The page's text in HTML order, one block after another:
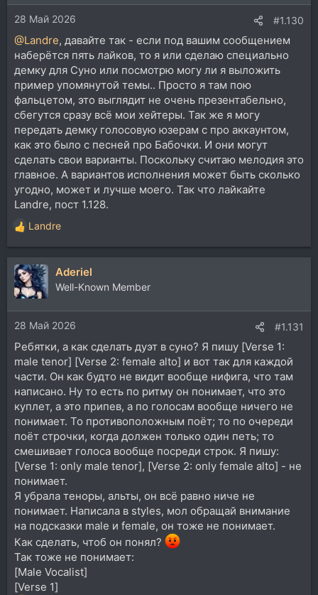
и
:28 Май 2026 #1.130
@Landre, давайте так - если под вашим сообщением
наберётся пять лайков, то я или сделаю специально
демку для Суно или посмотрю могу ли я выложить
пример упомянутой темы.. Просто я там пою
фальцетом, это выглядит не очень презентабельно,
сбегутся сразу всё мои хейтеры. Так же я могу
передать демку голосовую юзерам с про аккаунтом,
как это было с песней про Бабочки. И они могут
сделать свои варианты. Поскольку считаю мелодия это
главное. А вариантов исполнения может быть сколько
угодно, может и лучше моего. Так что лайкайте
Landre, пост 1.128.
Р
е
а
к
ц
и
и
:
Landre
Aderiel
Well-Known Member
28 Май 2026 #1.131
Ребятки, а как сделать дуэт в суно? Я пишу [Verse 1:
male tenor] [Verse 2: female alto] и вот так для каждой
части. Он как будто не видит вообще нифига, что там
написано. Ну то есть по ритму он понимает, что это
куплет, а это припев, а по голосам вообще ничего не
понимает. То противоположным поёт; то по очереди
поёт строчки, когда должен только один петь; то
смешивает голоса вообще посреди строк. Я пишу:
[Verse 1: only male tenor], [Verse 2: only female alto] - не
понимает.
Я убрала теноры, альты, он всё равно ниче не
понимает. Написала в styles, мол обращай внимание
на подсказки male и female, он тоже не понимает.
Как сделать, чтоб он понял?
Так тоже не понимает:
[Male Vocalist]
[Verse 1]